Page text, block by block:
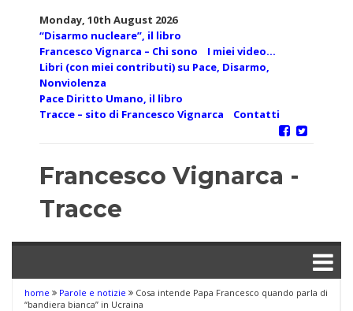
Monday, 10th August 2026
“Disarmo nucleare”, il libro
Francesco Vignarca – Chi sono
I miei video…
Libri (con miei contributi) su Pace, Disarmo,
Nonviolenza
Pace Diritto Umano, il libro
Tracce – sito di Francesco Vignarca
Contatti
Francesco Vignarca -
Tracce
home Parole e notizie
Cosa intende Papa Francesco quando parla di
“bandiera bianca” in Ucraina